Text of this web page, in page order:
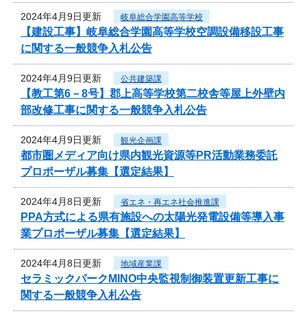
2024年4月9日更新 岐阜総合学園高等学校
【建設工事】岐阜総合学園高等学校空調設備移設工事
に関する一般競争入札公告
2024年4月9日更新 公共建築課
【教工第6－8号】郡上高等学校第二校舎等屋上外壁内
部改修工事に関する一般競争入札公告
2024年4月9日更新 観光企画課
都市圏メディア向け県内観光資源等PR活動業務委託
プロポーザル募集【選定結果】
2024年4月8日更新 省エネ・再エネ社会推進課
PPA方式による県有施設への太陽光発電設備等導入事
業プロポーザル募集【選定結果】
2024年4月8日更新 地域産業課
セラミックパークMINO中央監視制御装置更新工事に
関する一般競争入札公告